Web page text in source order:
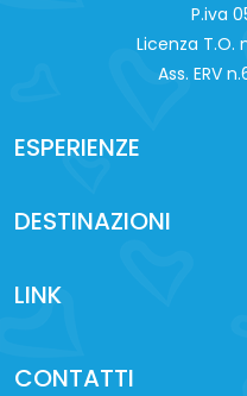
P.iva
Licenza T.O.
Ass. ERV
ESPERIENZE
DESTINAZIONI
LINK
CONTATTI